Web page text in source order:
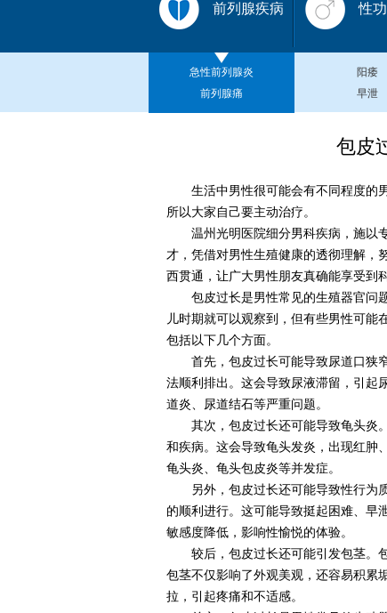
前列腺疾病
急性前列腺炎
前列腺痛
性
阳痿
早泄
包皮
生活中男性很可能会有不同程度的男
所以大家自己要主动治疗。
温州光明医院细分男科疾病，施以专
才，凭借对男性生殖健康的透彻理解，
西贯通，让广大男性朋友真确能享受到
包皮过长是男性常见的生殖器官问题
儿时期就可以观察到，但有些男性可能
包括以下几个方面。
首先，包皮过长可能导致尿道口狭窄
法顺利排出。这会导致尿液滞留，引起
道炎、尿道结石等严重问题。
其次，包皮过长还可能导致龟头炎。
和疾病。这会导致龟头发炎，出现红肿
龟头炎、龟头包皮炎等并发症。
另外，包皮过长还可能导致性行为质
的顺利进行。这可能导致挺起困难、早
敏感度降低，影响性愉悦的体验。
较后，包皮过长还可能引发包茎。包
包茎不仅影响了外观美观，还容易积累
拉，引起疼痛和不适感。